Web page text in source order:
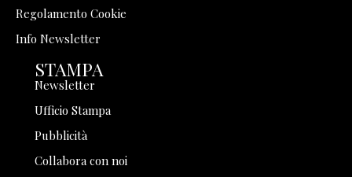
Regolamento Cookie
Info Newsletter
STAMPA
Newsletter
Ufficio Stampa
Pubblicità
Collabora con noi